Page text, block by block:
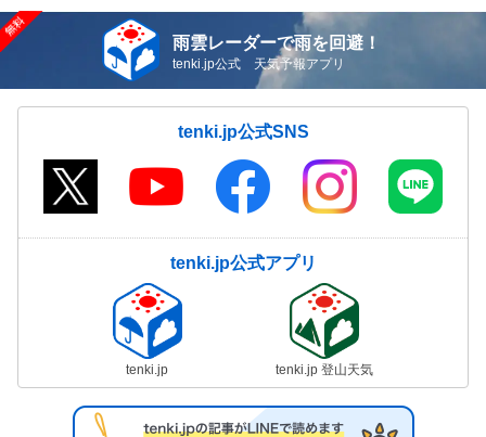
雨雲レーダーで雨を回避！
tenki.jp公式 天気予報アプリ
tenki.jp公式SNS
tenki.jp公式アプリ
tenki.jp tenki.jp 登山天気